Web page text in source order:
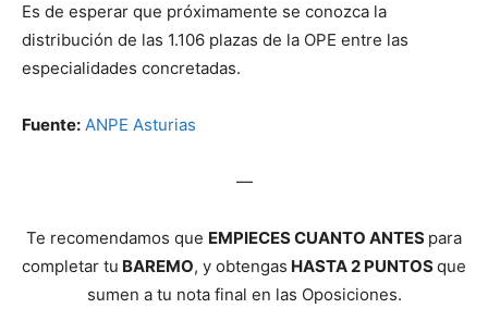
Es de esperar que próximamente se conozca la
distribución de las 1.106 plazas de la OPE entre las
especialidades concretadas.
Fuente: ANPE Asturias
—
Te recomendamos que EMPIECES CUANTO ANTES para
completar tu BAREMO, y obtengas HASTA 2 PUNTOSque
sumen a tu nota final en las Oposiciones.